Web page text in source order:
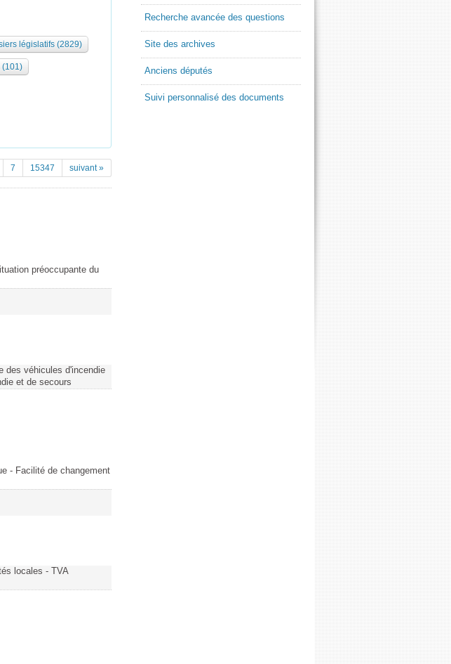
législatifs (2829)
(101)
7 15347 suivant »
préoccupante du
des véhicules d'incendie
et de secours
- Facilité de changement
locales - TVA
Recherche avancée des questions
Site des archives
Anciens députés
Suivi personnalisé des documents